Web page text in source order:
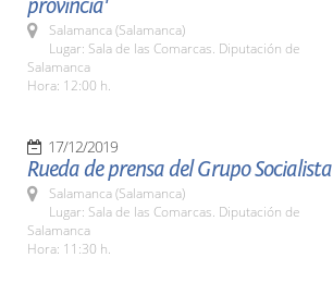
provincia'
Salamanca (Salamanca)
Lugar: Sala de las Comarcas. Diputación de
Salamanca
Hora: 12:00 h.
17/12/2019
Rueda de prensa del Grupo Socialista
Salamanca (Salamanca)
Lugar: Sala de las Comarcas. Diputación de
Salamanca
Hora: 11:30 h.